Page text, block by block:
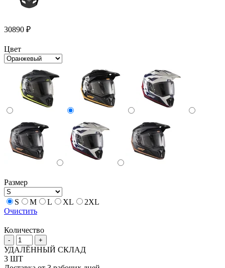
30890 ₽
Цвет
Размер
S M L XL
2XL
Очистить
Количество
-
Количество
товара
Кроссовый
шлем
+
УДАЛЁННЫЙ СКЛАД
3 ШТ